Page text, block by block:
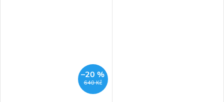
640 Kč
–20 %